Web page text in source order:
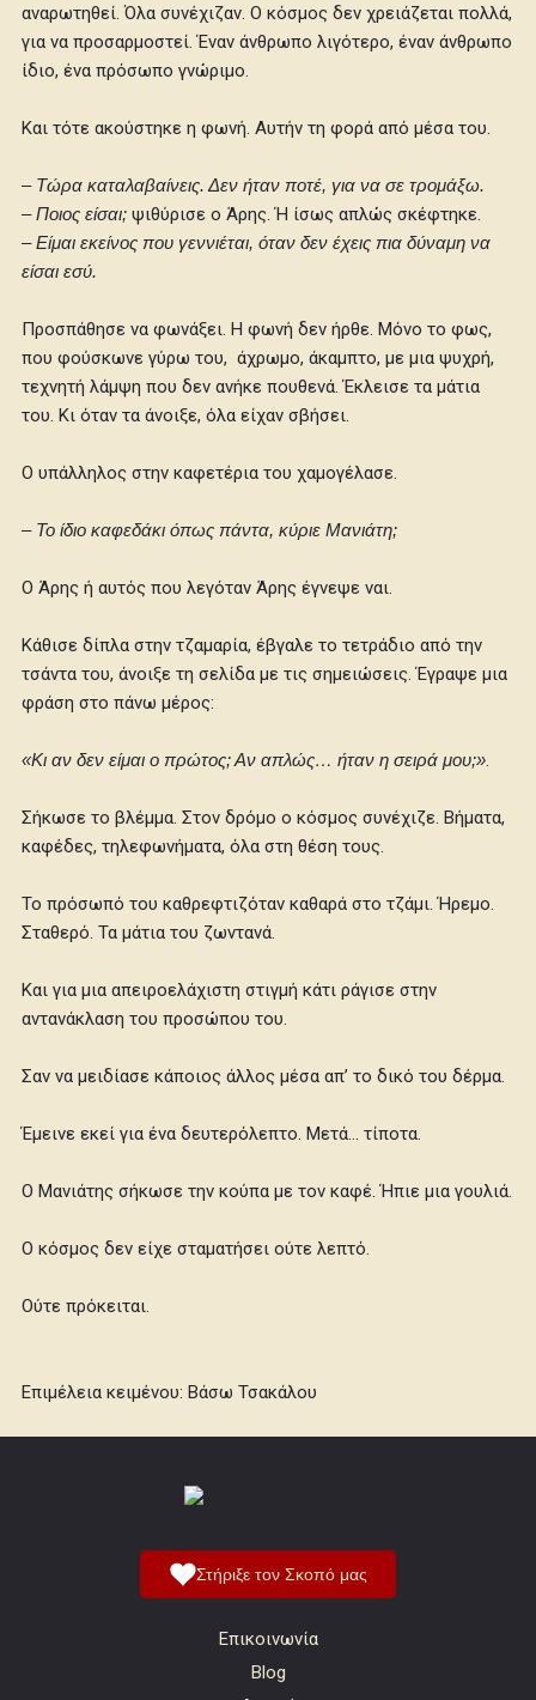
αναρωτηθεί. Όλα συνέχιζαν. Ο κόσμος δεν χρειάζεται πολλά,
για να προσαρμοστεί. Έναν άνθρωπο λιγότερο, έναν άνθρωπο
ίδιο, ένα πρόσωπο γνώριμο.
Και τότε ακούστηκε η φωνή. Αυτήν τη φορά από μέσα του.
– Τώρα καταλαβαίνεις. Δεν ήταν ποτέ, για να σε τρομάξω.
– Ποιος είσαι;ψιθύρισε ο Άρης. Ή ίσως απλώς σκέφτηκε.
– Είμαι εκείνος που γεννιέται, όταν δεν έχεις πια δύναμη να
είσαι εσύ.
Προσπάθησε να φωνάξει. Η φωνή δεν ήρθε. Μόνο το φως,
που φούσκωνε γύρω του, άχρωμο, άκαμπτο, με μια ψυχρή,
τεχνητή λάμψη που δεν ανήκε πουθενά. Έκλεισε τα μάτια
του. Κι όταν τα άνοιξε, όλα είχαν σβήσει.
Ο υπάλληλος στην καφετέρια του χαμογέλασε.
– Το ίδιο καφεδάκι όπως πάντα, κύριε Μανιάτη;
Ο Άρης ή αυτός που λεγόταν Άρης έγνεψε ναι.
Κάθισε δίπλα στην τζαμαρία, έβγαλε το τετράδιο από την
τσάντα του, άνοιξε τη σελίδα με τις σημειώσεις. Έγραψε μια
φράση στο πάνω μέρος:
«Κι αν δεν είμαι ο πρώτος; Αν απλώς… ήταν η σειρά μου;».
Σήκωσε το βλέμμα. Στον δρόμο ο κόσμος συνέχιζε. Βήματα,
καφέδες, τηλεφωνήματα, όλα στη θέση τους.
Το πρόσωπό του καθρεφτιζόταν καθαρά στο τζάμι. Ήρεμο.
Σταθερό. Τα μάτια του ζωντανά.
Και για μια απειροελάχιστη στιγμή κάτι ράγισε στην
αντανάκλαση του προσώπου του.
Σαν να μειδίασε κάποιος άλλος μέσα απ’ το δικό του δέρμα.
Έμεινε εκεί για ένα δευτερόλεπτο. Μετά… τίποτα.
Ο Μανιάτης σήκωσε την κούπα με τον καφέ. Ήπιε μια γουλιά.
Ο κόσμος δεν είχε σταματήσει ούτε λεπτό.
Ούτε πρόκειται.
Επιμέλεια κειμένου: Βάσω Τσακάλου
Στήριξε τον Σκοπό μας
Επικοινωνία
Blog